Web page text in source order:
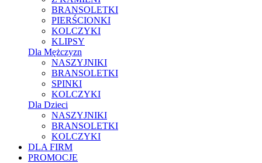
BRANSOLETKI
PIERŚCIONKI
KOLCZYKI
KLIPSY
Dla Mężczyzn
NASZYJNIKI
BRANSOLETKI
SPINKI
KOLCZYKI
Dla Dzieci
NASZYJNIKI
BRANSOLETKI
KOLCZYKI
DLA FIRM
PROMOCJE